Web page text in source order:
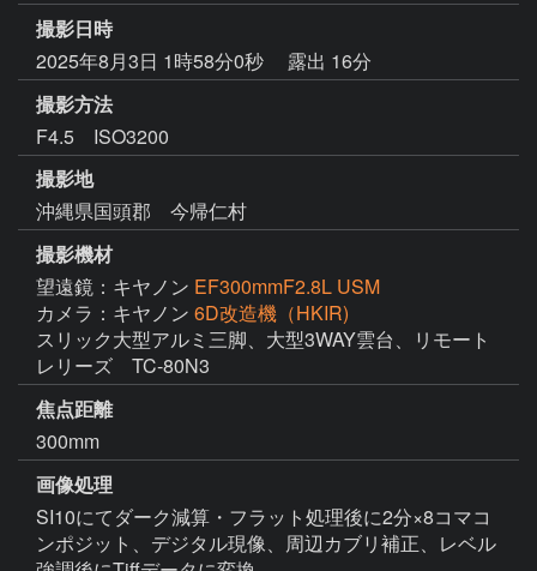
撮影日時
2025年8月3日 1時58分0秒
露出 16分
撮影方法
F4.5 ISO3200
撮影地
沖縄県国頭郡 今帰仁村
撮影機材
望遠鏡：キヤノン EF300mmF2.8L USM
カメラ：キヤノン 6D改造機（HKIR)
スリック大型アルミ三脚、大型3WAY雲台、リモート
焦点距離
300mm
画像処理
SI10にてダーク減算・フラット処理後に2分×8コマコ
ンポジット、デジタル現像、周辺カブリ補正、レベル